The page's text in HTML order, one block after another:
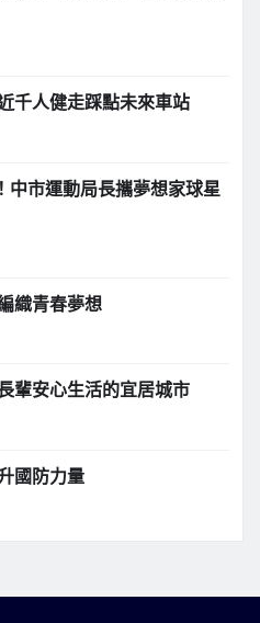
千人健走踩點未來車站
中市運動局長攜夢想家球星
織青春夢想
輩安心生活的宜居城市
國防力量